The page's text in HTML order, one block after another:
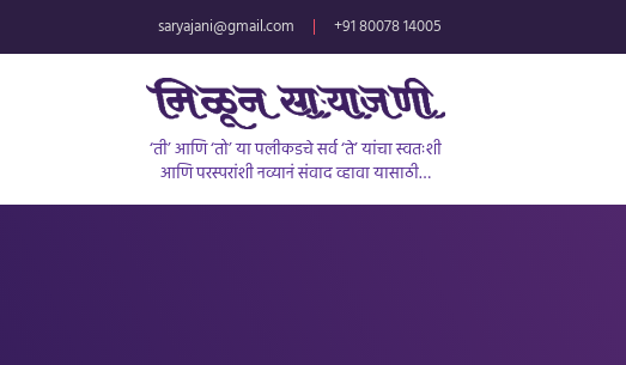
saryajani@gmail.com | +91 80078 14005
‘ती’ आणि ‘तो’ या पलीकडचे सर्व ‘ते’ यांचा स्वतःशी
आणि परस्परांशी नव्यानं संवाद व्हावा यासाठी…